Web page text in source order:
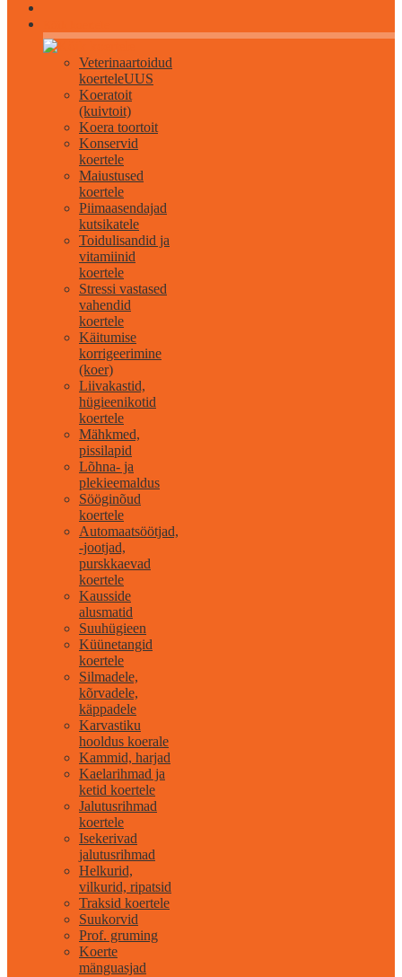
Veterinaartoidud
koerteleUUS
Koeratoit
(kuivtoit)
Koera toortoit
Konservid
koertele
Maiustused
koertele
Piimaasendajad
kutsikatele
Toidulisandid ja
vitamiinid
koertele
Stressi vastased
vahendid
koertele
Käitumise
korrigeerimine
(koer)
Liivakastid,
hügieenikotid
koertele
Mähkmed,
pissilapid
Lõhna- ja
plekieemaldus
Sööginõud
koertele
Automaatsöötjad,
-jootjad,
purskkaevad
koertele
Kausside
alusmatid
Suuhügieen
Küünetangid
koertele
Silmadele,
kõrvadele,
käppadele
Karvastiku
hooldus koerale
Kammid, harjad
Kaelarihmad ja
ketid koertele
Jalutusrihmad
koertele
Isekerivad
jalutusrihmad
Helkurid,
vilkurid, ripatsid
Traksid koertele
Suukorvid
Prof. gruming
Koerte
mänguasjad